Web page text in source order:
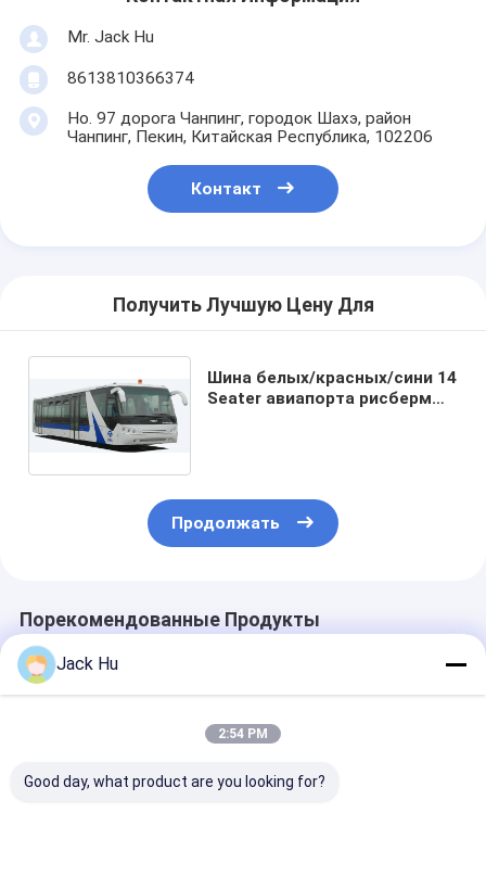
Mr. Jack Hu
8613810366374
Но. 97 дорога Чанпинг, городок Шахэ, район
Чанпинг, Пекин, Китайская Республика, 102206
Контакт
Получить Лучшую Цену Для
Шина белых/красных/сини 14
Seater авиапорта рисбермы
Продолжать
Порекомендованные Продукты
Jack Hu
2:54 PM
Good day, what product are you looking for?